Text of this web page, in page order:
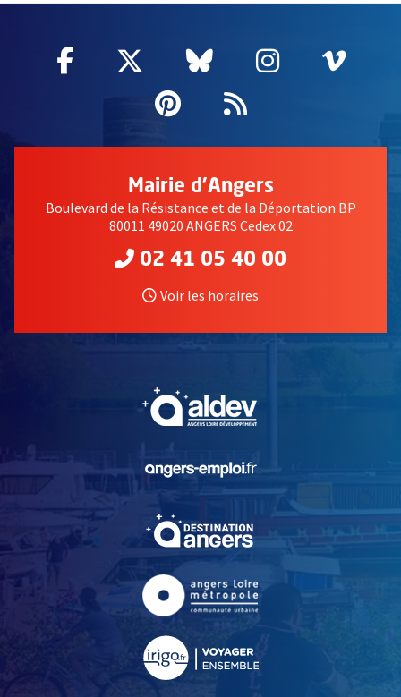
Facebook
, Ouvre une nouvelle fenêtre
Twitter
, Ouvre une nouvelle
Bluesky
, Ouvre une
Instagram
, Ouvre
,
Pinterest
, Ouvre une
Flux RSS
Mairie d'Angers
Boulevard de la Résistance et de la Déportation BP
80011 49020 ANGERS Cedex 02
02 41 05 40 00
Voir les horaires
, Ouvre une nouvelle
, Ouvre une nouvelle